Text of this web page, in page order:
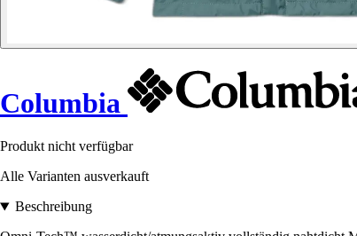
Columbia
Produkt nicht verfügbar
Alle Varianten ausverkauft
Beschreibung